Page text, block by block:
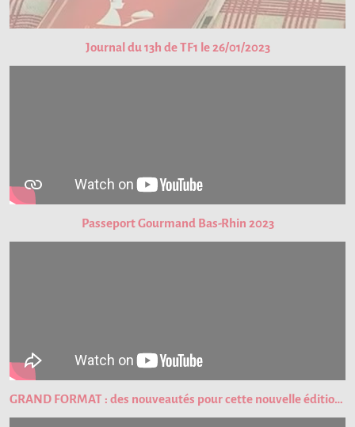
Journal du 13h de TF1 le 26/01/2023
Passeport Gourmand Bas-Rhin 2023
GRAND FORMAT : des nouveautés pour cette nouvelle édition du Passeport Gourmand !